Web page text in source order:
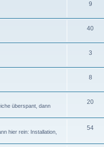
9
40
3
8
überspant, dann
20
hier rein: Installation,
54